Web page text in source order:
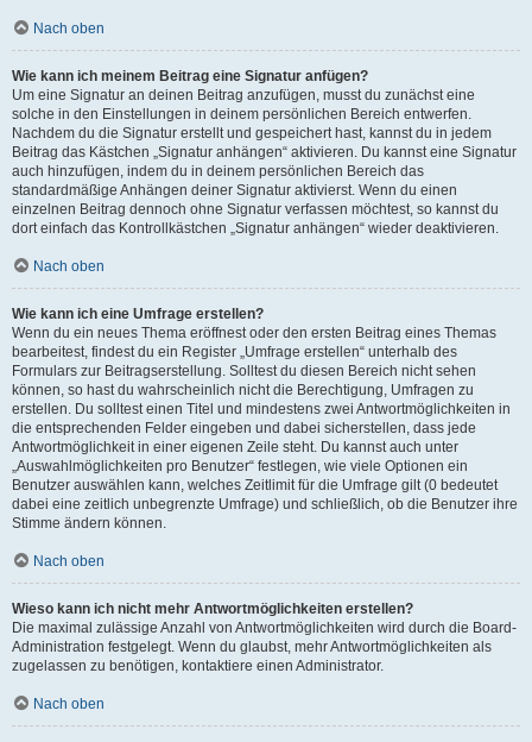
Nach oben
Wie kann ich meinem Beitrag eine Signatur anfügen?
Um eine Signatur an deinen Beitrag anzufügen, musst du zunächst eine
solche in den Einstellungen in deinem persönlichen Bereich entwerfen.
Nachdem du die Signatur erstellt und gespeichert hast, kannst du in jedem
Beitrag das Kästchen „Signatur anhängen“ aktivieren. Du kannst eine Signatur
auch hinzufügen, indem du in deinem persönlichen Bereich das
standardmäßige Anhängen deiner Signatur aktivierst. Wenn du einen
einzelnen Beitrag dennoch ohne Signatur verfassen möchtest, so kannst du
dort einfach das Kontrollkästchen „Signatur anhängen“ wieder deaktivieren.
Nach oben
Wie kann ich eine Umfrage erstellen?
Wenn du ein neues Thema eröffnest oder den ersten Beitrag eines Themas
bearbeitest, findest du ein Register „Umfrage erstellen“ unterhalb des
Formulars zur Beitragserstellung. Solltest du diesen Bereich nicht sehen
können, so hast du wahrscheinlich nicht die Berechtigung, Umfragen zu
erstellen. Du solltest einen Titel und mindestens zwei Antwortmöglichkeiten in
die entsprechenden Felder eingeben und dabei sicherstellen, dass jede
Antwortmöglichkeit in einer eigenen Zeile steht. Du kannst auch unter
„Auswahlmöglichkeiten pro Benutzer“ festlegen, wie viele Optionen ein
Benutzer auswählen kann, welches Zeitlimit für die Umfrage gilt (0 bedeutet
dabei eine zeitlich unbegrenzte Umfrage) und schließlich, ob die Benutzer ihre
Stimme ändern können.
Nach oben
Wieso kann ich nicht mehr Antwortmöglichkeiten erstellen?
Die maximal zulässige Anzahl von Antwortmöglichkeiten wird durch die Board-
Administration festgelegt. Wenn du glaubst, mehr Antwortmöglichkeiten als
zugelassen zu benötigen, kontaktiere einen Administrator.
Nach oben